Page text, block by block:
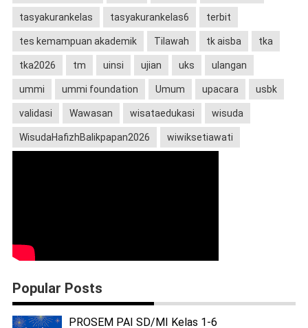
tasyakurankelas tasyakurankelas6 terbit
tes kemampuan akademik Tilawah tk aisba tka
tka2026 tm uinsi ujian uks ulangan
ummi ummi foundation Umum upacara usbk
validasi Wawasan wisataedukasi wisuda
WisudaHafizhBalikpapan2026 wiwiksetiawati
Popular Posts
PROSEM PAI SD/MI Kelas 1-6